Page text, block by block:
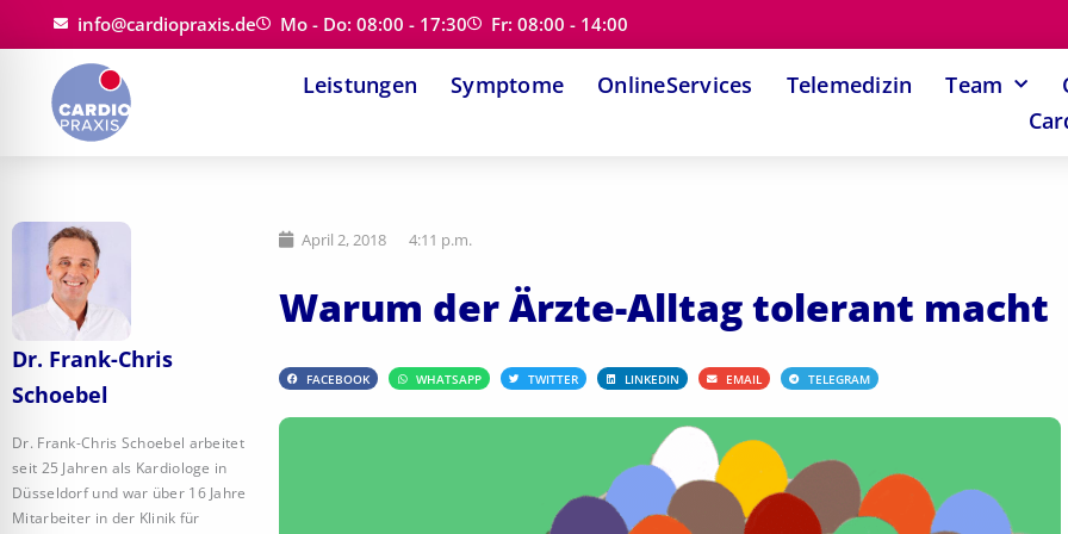
Inhalt
springen
info@cardiopraxis.de Mo - Do: 08:00 - 17:30 Fr: 08:00 - 14:00
Leistungen Symptome OnlineServices Telemedizin Team
Dr. Frank-Chris
Schoebel
Dr. Frank-Chris Schoebel arbeitet
seit 25 Jahren als Kardiologe in
Düsseldorf und war über 16 Jahre
Mitarbeiter in der Klinik für
April 2, 2018 4:11 p.m.
Warum der Ärzte-Alltag tolerant macht
FACEBOOK WHATSAPP TWITTER LINKEDIN EMAIL TELEGRAM